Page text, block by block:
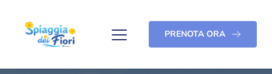
PRENOTA ORA